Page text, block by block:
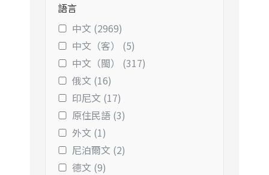
語言
中文 (2969)
中文（客） (5)
中文（閩） (317)
俄文 (16)
印尼文 (17)
原住民語 (3)
外文 (1)
尼泊爾文 (2)
德文 (9)